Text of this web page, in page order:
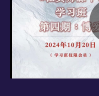
学习资源
书籍目录
视频资源